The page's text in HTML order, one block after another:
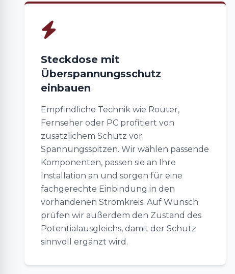
Steckdose mit
Überspannungsschutz
einbauen
Empfindliche Technik wie Router,
Fernseher oder PC profitiert von
zusätzlichem Schutz vor
Spannungsspitzen. Wir wählen passende
Komponenten, passen sie an Ihre
Installation an und sorgen für eine
fachgerechte Einbindung in den
vorhandenen Stromkreis. Auf Wunsch
prüfen wir außerdem den Zustand des
Potentialausgleichs, damit der Schutz
sinnvoll ergänzt wird.